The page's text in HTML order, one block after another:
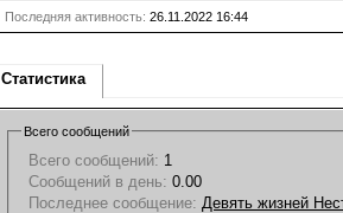
Последняя активность: 26.11.2022 16:44
Статистика
Всего сообщений
Всего сообщений: 1
Сообщений в день: 0.00
Последнее сообщение: Девять жизней